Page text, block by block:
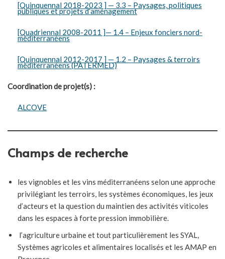
[Quinquennal 2018-2023 ] — 3.3 – Paysages, politiques
publiques et projets d’aménagement
[Quadriennal 2008-2011 ]— 1.4 – Enjeux fonciers nord-
méditerranéens
[Quinquennal 2012-2017 ] — 1.2 – Paysages & terroirs
méditerranéens (PATERMED)
Coordination de projet(s) :
ALCOVE
Champs de recherche
les vignobles et les vins méditerranéens selon une approche
privilégiant les terroirs, les systèmes économiques, les jeux
d’acteurs et la question du maintien des activités viticoles
dans les espaces à forte pression immobilière.
l’agriculture urbaine et tout particulièrement les SYAL,
Systèmes agricoles et alimentaires localisés et les AMAP en